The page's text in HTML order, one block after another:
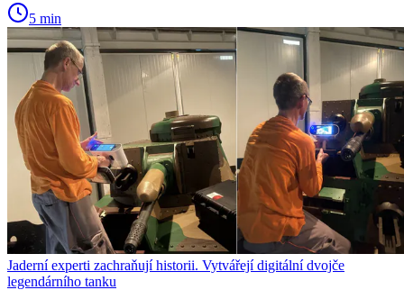
5 min
Jaderní experti zachraňují historii. Vytvářejí digitální dvojče
legendárního tanku